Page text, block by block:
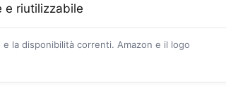
e riutilizzabile
la disponibilità correnti. Amazon e il logo